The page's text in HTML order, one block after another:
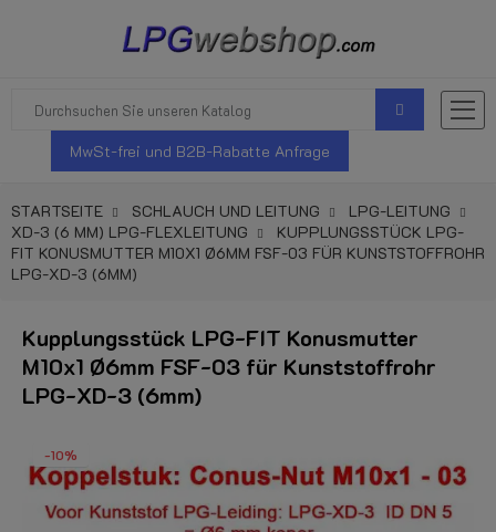
MwSt-frei und B2B-Rabatte Anfrage
STARTSEITE SCHLAUCH UND LEITUNG
LPG-LEITUNG
XD-3 (6 MM) LPG-FLEXLEITUNG
KUPPLUNGSSTÜCK LPG-
FIT KONUSMUTTER M10X1 Ø6MM FSF-03 FÜR KUNSTSTOFFROHR
LPG-XD-3 (6MM)
Kupplungsstück LPG-FIT Konusmutter
M10x1 Ø6mm FSF-03 für Kunststoffrohr
LPG-XD-3 (6mm)
-10%